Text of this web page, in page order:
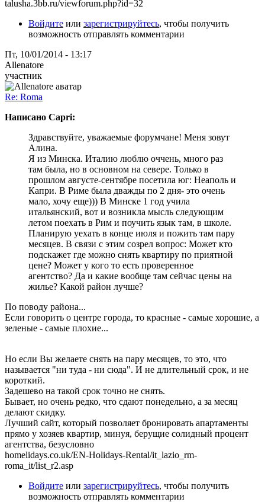
talusha.3bb.ru/viewforum.php?id=32
Войдите или зарегистрируйтесь, чтобы получить
возможность отправлять комментарии
Пт, 10/01/2014 - 13:17
Allenatore
участник
Re: Roma
Написано Capri:
Здравствуйте, уважаемые форумчане! Меня зовут
Алина.
Я из Минска. Италию люблю оччень, много раз
там была, но в основном на севере. Только в
прошлом августе-сентябре посетила юг: Неаполь и
Капри. В Риме была дважды по 2 дня- это очень
мало, хочу еще))) В Минске 1 год учила
итальянский, вот и возникла мысль следующим
летом поехать в Рим и поучить язык там, в школе.
Планирую уехать в конце июля и пожить там пару
месяцев. В связи с этим созрел вопрос: Может кто
подскажет где можно снять квартиру по приятной
цене? Может у кого то есть проверенное
агентство? Да и какие вообще там сейчас цены на
жилье? Какой район лучше?
По поводу района...
Если говорить о центре города, то красные - самые хорошие, а
зеленые - самые плохие...
Но если Вы желаете снять на пару месяцев, то это, что
называется "ни туда - ни сюда". И не длительный срок, и не
короткий.
Задешево на такой срок точно не снять.
Бывает, но очень редко, что сдают понедельно, а за месяц
делают скидку.
Лучший сайт, который позволяет бронировать апартаменты
прямо у хозяев квартир, минуя, берущие солидный процент
агентства, безусловно
homelidays.co.uk/EN-Holidays-Rental/it_lazio_rm-
roma_it/list_r2.asp
Войдите или зарегистрируйтесь, чтобы получить
возможность отправлять комментарии